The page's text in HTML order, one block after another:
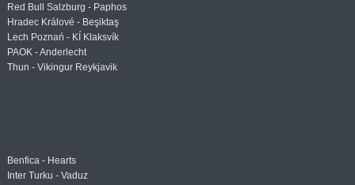
Red Bull Salzburg - Paphos
Hradec Králové - Beşiktaş
Lech Poznań - KÍ Klaksvík
PAOK - Anderlecht
Thun - Vikingur Reykjavik
Benfica - Hearts
Inter Turku - Vaduz